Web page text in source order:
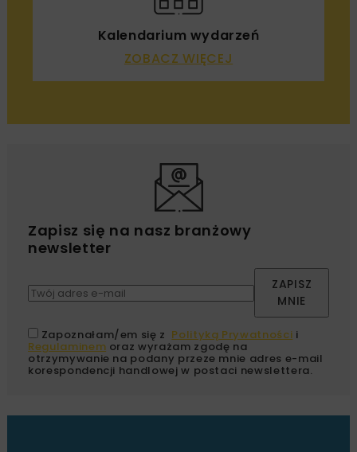
Kalendarium wydarzeń
ZOBACZ WIĘCEJ
Zapisz się na nasz branżowy
newsletter
ZAPISZ
MNIE
Zapoznałam/em się z Polityką Prywatności i
Regulaminem oraz wyrażam zgodę na
otrzymywanie na podany przeze mnie adres e-mail
korespondencji handlowej w postaci newslettera.